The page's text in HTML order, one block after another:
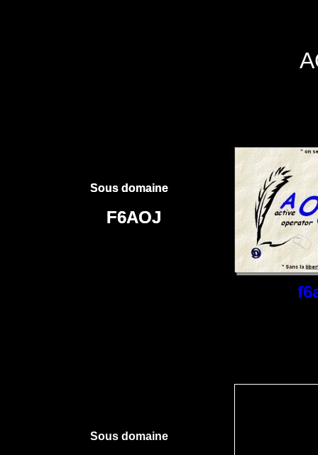
Sous domaine
Sous domaine
F6AOJ
Sous domaine
F6AOJ